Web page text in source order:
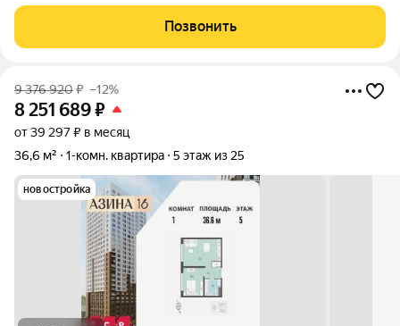
ипотечных средств, есть военная ипотека. Жилая площадь 10.2
м2, кухня 17.6 м2, отделка
Позвонить
9 376 920₽ –12%
8 251 689₽
от 39 297 ₽ в месяц
36,6 м²
1-комн. квартира 5 этаж из 25
новостройка